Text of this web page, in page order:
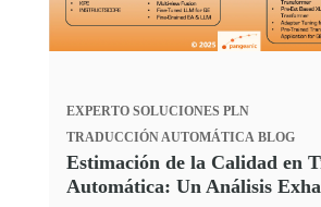
EXPERTO SOLUCIONES PLN
TRADUCCIÓN AUTOMÁTICA BLOG
Estimación de la Calidad en
Automática: Un Análisis